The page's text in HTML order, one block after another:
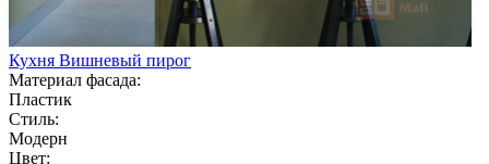
Кухня Вишневый пирог
Материал фасада:
Пластик
Стиль:
Модерн
Цвет: